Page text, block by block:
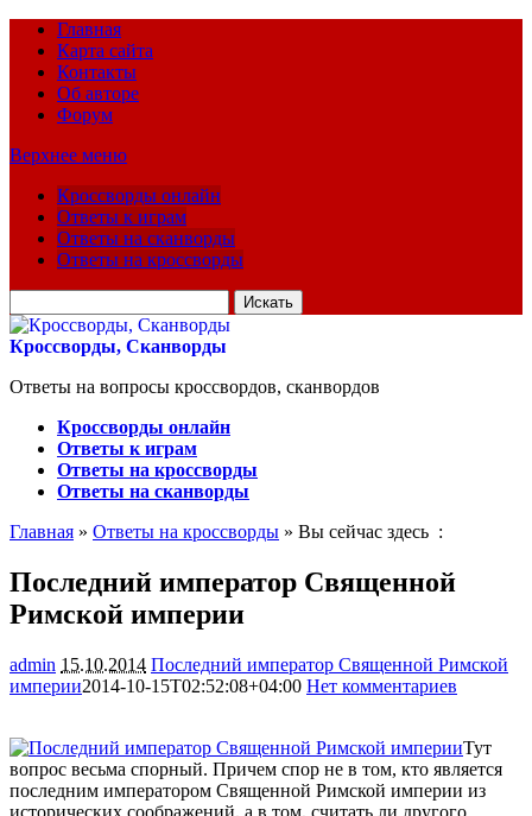
Главная
Карта сайта
Контакты
Об авторе
Форум
Верхнее меню
Кроссворды онлайн
Ответы к играм
Ответы на сканворды
Ответы на кроссворды
для:
Кроссворды, Сканворды
Ответы на вопросы кроссвордов, сканвордов
Кроссворды онлайн
Ответы к играм
Ответы на кроссворды
Ответы на сканворды
Главная » Ответы на кроссворды » Вы сейчас здесь :
Последний император Священной
Римской империи
admin 15.10.2014 Последний император Священной Римской
империи2014-10-15T02:52:08+04:00 Нет комментариев
Тут
вопрос весьма спорный. Причем спор не в том, кто является
последним императором Священной Римской империи из
исторических соображений, а в том, считать ли другого